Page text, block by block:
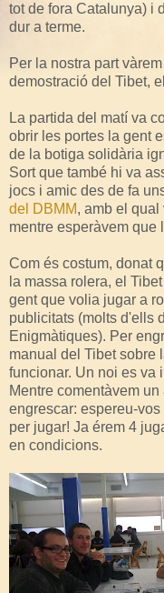
tot de fora Catalunya) i
dur a terme.
Per la nostra part
demostració del Tibet,
La partida del matí va
obrir les portes la gent
de la botiga solidària
Sort que també hi va
jocs i amic des de fa
del DBMM, amb el qual
mentre esperàvem que
Com és costum, donat
la massa rolera, el
gent que volia jugar a
publicitats (molts d'ells
Enigmàtiques). Per
manual del Tibet sobre
funcionar. Un noi es va
Mentre comentàvem
engrescar: espereu-
per jugar! Ja érem 4
en condicions.